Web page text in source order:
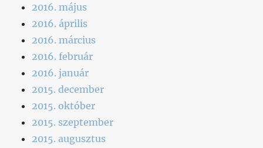
2016. május
2016. április
2016. március
2016. február
2016. január
2015. december
2015. október
2015. szeptember
2015. augusztus